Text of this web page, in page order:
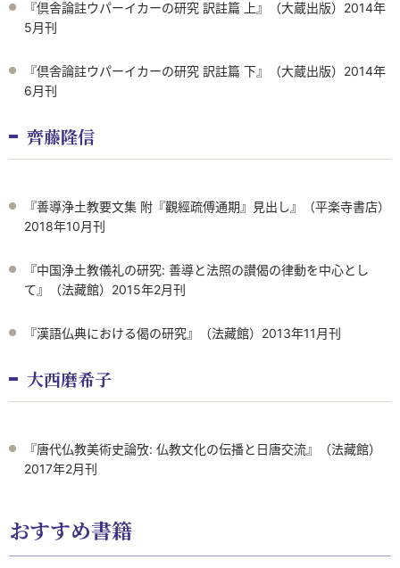
『倶舎論註ウパーイカーの研究 訳註篇 上』（大蔵出版）2014年
5月刊
『倶舎論註ウパーイカーの研究 訳註篇 下』（大蔵出版）2014年
6月刊
齊藤隆信
『善導浄土教要文集 附『觀經疏傅通期』見出し』（平楽寺書店）
2018年10月刊
『中国浄土教儀礼の研究: 善導と法照の讃偈の律動を中心とし
て』（法藏館）2015年2月刊
『漢語仏典における偈の研究』（法藏館）2013年11月刊
大西磨希子
『唐代仏教美術史論攷: 仏教文化の伝播と日唐交流』（法藏館）
2017年2月刊
おすすめ書籍